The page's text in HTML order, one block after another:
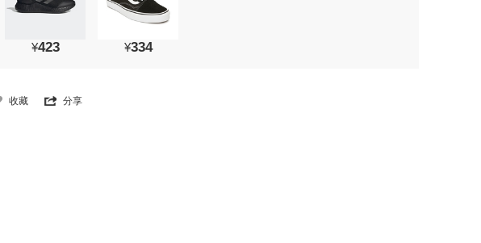
¥423 ¥334
收藏 分享